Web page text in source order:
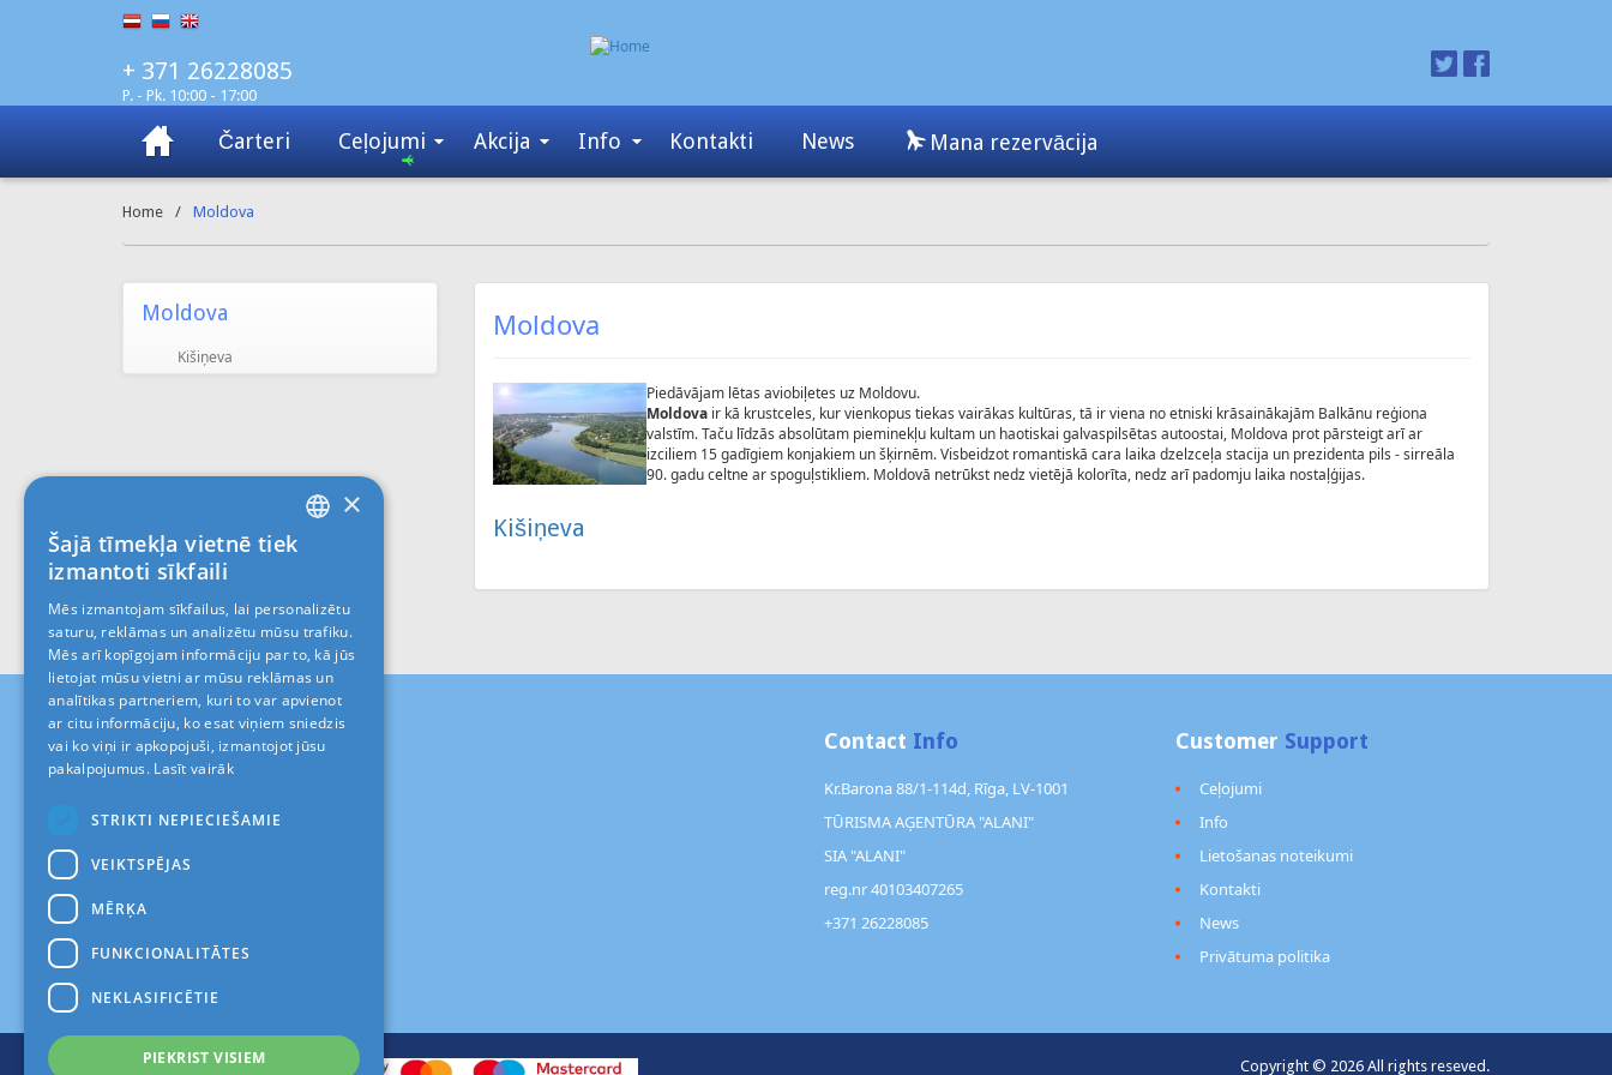
+ 371 26228085
P. - Pk. 10:00 - 17:00
Čarteri Ceļojumi Akcija Info Kontakti News Mana rezervācija
Home / Moldova
Moldova
Kišiņeva
Moldova
Piedāvājam lētas aviobiļetes uz Moldovu.
Moldovair kā krustceles, kur vienkopus tiekas vairākas kultūras, tā ir viena no etniski krāsainākajām Balkānu reģiona
valstīm. Taču līdzās absolūtam pieminekļu kultam un haotiskai galvaspilsētas autoostai, Moldova prot pārsteigt arī ar
izciliem 15 gadīgiem konjakiem un šķirnēm. Visbeidzot romantiskā cara laika dzelzceļa stacija un prezidenta pils - sirreāla
90. gadu celtne ar spoguļstikliem. Moldovā netrūkst nedz vietējā kolorīta, nedz arī padomju laika nostaļģijas.
Kišiņeva
Contact Info
Kr.Barona 88/1-114d, Rīga, LV-1001
TŪRISMA AĢENTŪRA "ALANI"
SIA "ALANI"
reg.nr 40103407265
+371 26228085
Customer Support
Ceļojumi
Info
Lietošanas noteikumi
Kontakti
News
Privātuma politika
Copyright © 2026 All rights reseved.
ENGLISH
×
Šajā tīmekļa vietnē tiek
izmantoti sīkfaili
Mēs izmantojam sīkfailus, lai personalizētu
saturu, reklāmas un analizētu mūsu trafiku.
Mēs arī kopīgojam informāciju par to, kā jūs
lietojat mūsu vietni ar mūsu reklāmas un
analītikas partneriem, kuri to var apvienot
ar citu informāciju, ko esat viņiem sniedzis
vai ko viņi ir apkopojuši, izmantojot jūsu
pakalpojumus. Lasīt vairāk
STRIKTI NEPIECIEŠAMIE
VEIKTSPĒJAS
MĒRĶA
FUNKCIONALITĀTES
NEKLASIFICĒTIE
PIEKRIST VISIEM